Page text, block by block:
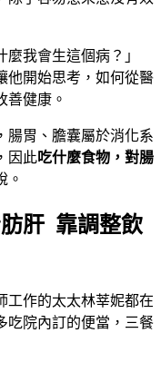
我會生這個病？」
他開始思考，如何從醫
善健康。
腸胃、膽囊屬於消化系
因此吃什麼食物，對腸
。
肝 靠調整飲
工作的太太林莘妮都在
吃院內訂的便當，三餐